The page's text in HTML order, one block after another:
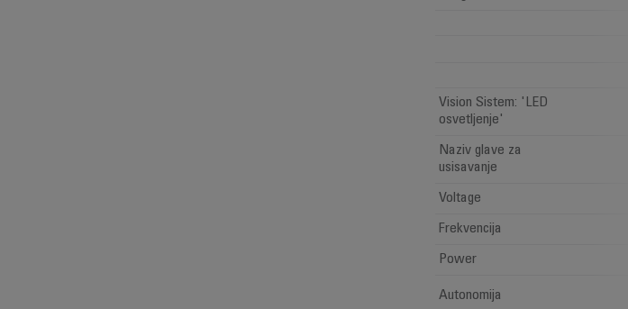
Vision Sistem: 'LED
osvetljenje'
Naziv glave za
usisavanje
Voltage
Frekvencija
Power
Autonomija